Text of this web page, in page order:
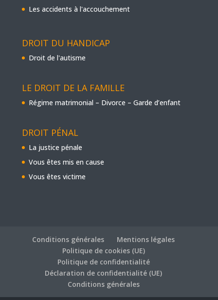
Les accidents à l'accouchement
DROIT DU HANDICAP
Droit de l'autisme
LE DROIT DE LA FAMILLE
Régime matrimonial – Divorce – Garde d’enfant
DROIT PÉNAL
La justice pénale
Vous êtes mis en cause
Vous êtes victime
Conditions générales
Mentions légales
Politique de cookies (UE)
Politique de confidentialité
Déclaration de confidentialité (UE)
Conditions générales